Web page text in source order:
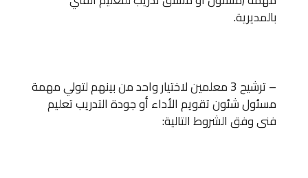
بالمديرية.
– ترشيح 3 معلمين لاختيار واحد من بينهم لتولي مهمة
مسئول شئون تقويم الأداء أو جودة التدريب تعليم
فنى وفق الشروط التالية: